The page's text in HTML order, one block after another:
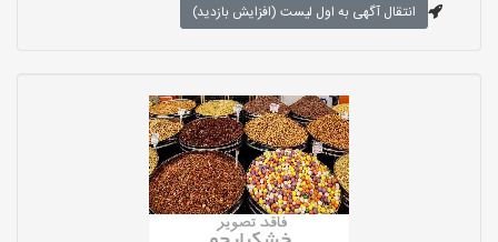
انتقال آگهی به اول لیست (افزایش بازدید)